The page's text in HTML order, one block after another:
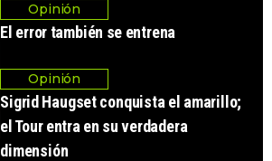
Opinión
El error también se entrena
Opinión
Sigrid Haugset conquista el amarillo;
el Tour entra en su verdadera
dimensión